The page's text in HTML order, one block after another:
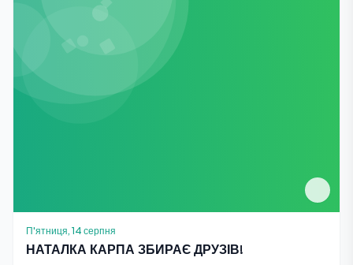
П'ятниця, 14 серпня
НАТАЛКА КАРПА ЗБИРАЄ ДРУЗІВ!